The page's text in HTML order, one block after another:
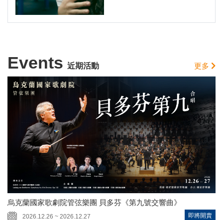
Events 近期活動 更多
烏克蘭國家歌劇院管弦樂團 貝多芬《第九號交響曲》
2026.12.26 ~ 2026.12.27 即將開賣